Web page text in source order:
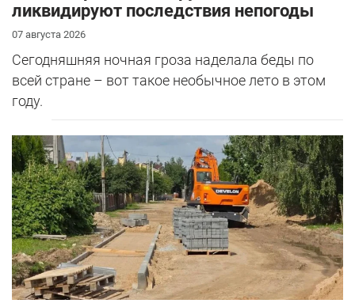
ликвидируют последствия непогоды
07 августа 2026
Сегодняшняя ночная гроза наделала беды по
всей стране – вот такое необычное лето в этом
году.